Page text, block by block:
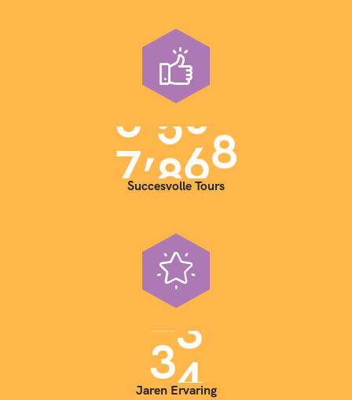
7,000
Succesvolle Tours
35
Jaren Ervaring